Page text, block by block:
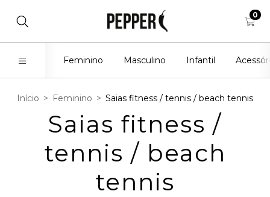
0
Feminino Masculino Infantil
Início > Feminino > Saias fitness / tennis / beach tennis
Saias fitness /
tennis / beach
tennis